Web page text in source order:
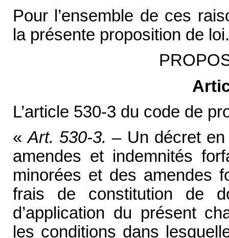
Pour l’ensemble de ces
la présente proposition de loi.
L’article 530-3 du code de
«Art. 530-3. – Un décret en
amendes et indemnités
minorées et des amendes
frais de constitution de
d’application du présent
les conditions dans